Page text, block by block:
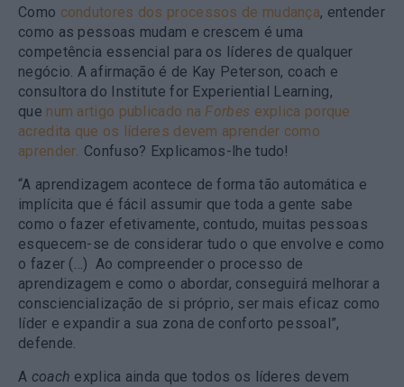
Como condutores dos processos de mudança, entender
como as pessoas mudam e crescem é uma
competência essencial para os líderes de qualquer
negócio. A afirmação é de Kay Peterson, coach e
consultora do Institute for Experiential Learning,
que num artigo publicado naForbes explica porque
acredita que os líderes devem aprender como
aprender. Confuso? Explicamos-lhe tudo!
“A aprendizagem acontece de forma tão automática e
implícita que é fácil assumir que toda a gente sabe
como o fazer efetivamente, contudo, muitas pessoas
esquecem-se de considerar tudo o que envolve e como
o fazer (…) Ao compreender o processo de
aprendizagem e como o abordar, conseguirá melhorar a
consciencialização de si próprio, ser mais eficaz como
líder e expandir a sua zona de conforto pessoal”,
defende.
A coach explica ainda que todos os líderes devem